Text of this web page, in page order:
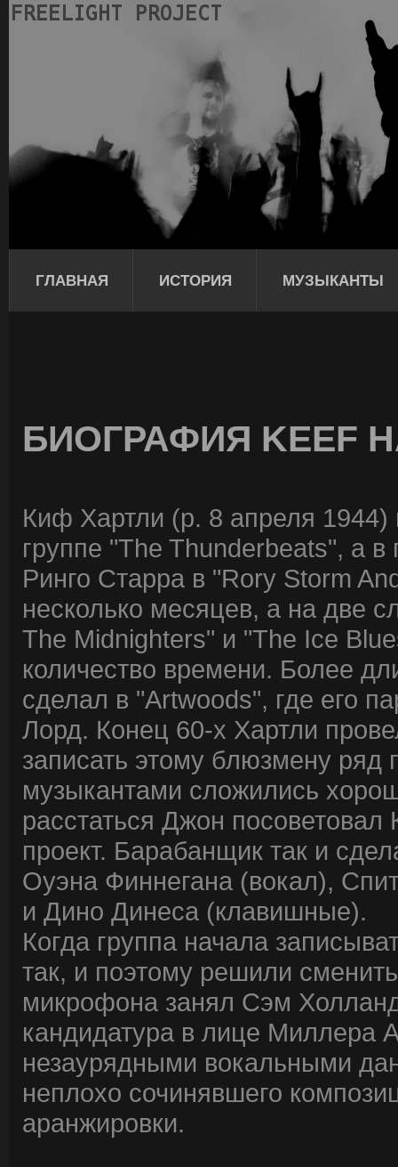
ГЛАВНАЯ ИСТОРИЯ МУЗЫКАНТЫ
БИОГРАФИЯ KEEF
Киф Хартли (р. 8 апреля
группе "The Thunderbeats", а
Ринго Старра в "Rory Storm
несколько месяцев, а на две
The Midnighters" и "The Ice
количество времени. Более
сделал в "Artwoods", где его
Лорд. Конец 60-х Хартли
записать этому блюзмену
музыкантами сложились
расстаться Джон
проект. Барабанщик так и
Оуэна Финнегана (вокал),
и Дино Динеса (клавишные).
Когда группа начала
так, и поэтому решили
микрофона занял Сэм
кандидатура в лице Миллера
незаурядными вокальными
неплохо сочинявшего
аранжировки.